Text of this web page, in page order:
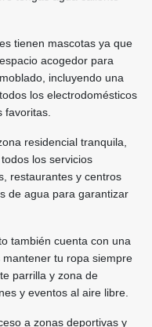
tienen mascotas ya que
acogedor para
incluyendo una
los electrodomésticos
favoritas.
residencial tranquila,
los servicios
restaurantes y centros
de agua para garantizar
también cuenta con una
tu ropa siempre
parrilla y zona de
y eventos al aire libre.
a zonas deportivas y